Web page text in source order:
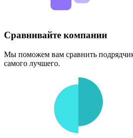
Сравнивайте компании
Мы поможем вам сравнить
самого лучшего.